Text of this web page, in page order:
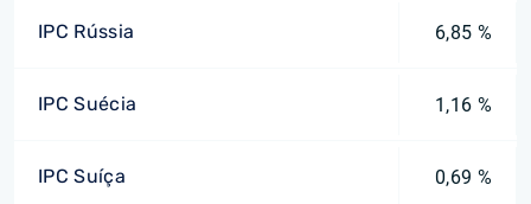
IPC Rússia 6,85 %
IPC Suécia 1,16 %
IPC Suíça 0,69 %